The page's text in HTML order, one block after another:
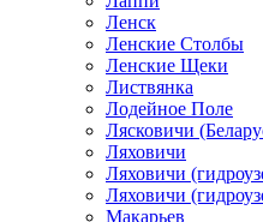
Ленск
Ленские Столбы
Ленские Щеки
Листвянка
Лодейное Поле
Лясковичи
Ляховичи
Ляховичи
Ляховичи
Макарьев